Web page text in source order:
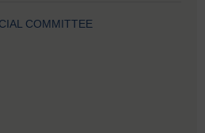
COMMITTEE